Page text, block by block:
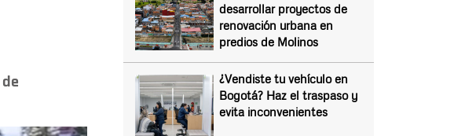
desarrollar proyectos de
renovación urbana en
predios de Molinos
¿Vendiste tu vehículo en
Bogotá? Haz el traspaso y
evita inconvenientes